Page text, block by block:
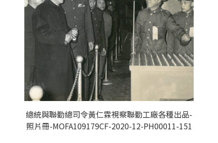
總統與聯勤總司令黃仁霖視察聯勤工廠各種出品-
照片冊-MOFA109179CF-2020-12-PH00011-151